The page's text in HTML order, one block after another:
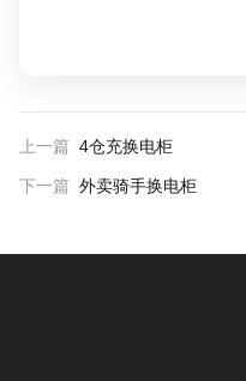
上一篇 4仓充换电柜
下一篇 外卖骑手换电柜